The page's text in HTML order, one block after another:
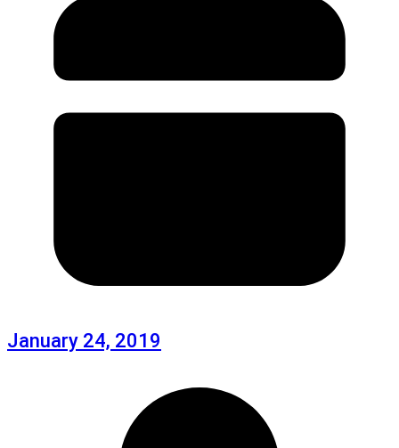
January 24, 2019